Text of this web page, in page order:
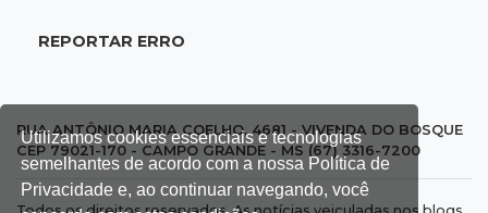
Utilizamos cookies essenciais e tecnologias
semelhantes de acordo com a nossa Política de
Privacidade e, ao continuar navegando, você
1% da população de pets na Capital
17:32
Arena Fonte Nova
REPORTAR ERRO
RUA ANTÔNIO MARIA COELHO, 4681 - VIVENDA DO BOSQUE
CEP 79021-170 - CAMPO GRANDE - MS (67) 3316-7200